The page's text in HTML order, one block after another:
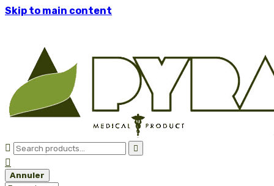
Skip to main content
 

Annuler